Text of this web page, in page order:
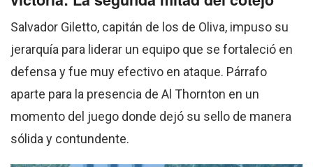
Salvador Giletto, capitán de los de Oliva, impuso su
jerarquía para liderar un equipo que se fortaleció en
defensa y fue muy efectivo en ataque. Párrafo
aparte para la presencia de Al Thornton en un
momento del juego donde dejó su sello de manera
sólida y contundente.